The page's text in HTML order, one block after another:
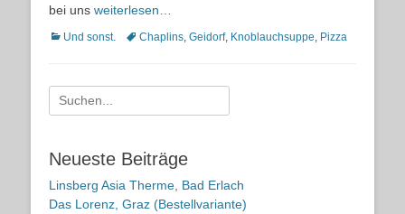
bei uns weiterlesen…
Kategorien
Und sonst. Schlagworte
Chaplins, Geidorf, Knoblauchsuppe, Pizza
Suche
nach:
Neueste Beiträge
Linsberg Asia Therme, Bad Erlach
Das Lorenz, Graz (Bestellvariante)